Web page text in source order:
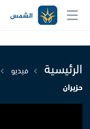
الرئيسية فيديو
حزيران